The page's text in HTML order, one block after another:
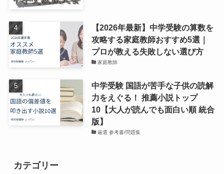
【2026年最新】中学受験の算数を
攻略する家庭教師おすすめ5選｜
プロが教える失敗しない選び方
家庭教師
中学受験 国語が苦手な子供の読解
力をえぐる！ 推薦小説トップ
10【大人が読んでも面白い順 統合
版】
厳選 参考書/問題集
カテゴリー